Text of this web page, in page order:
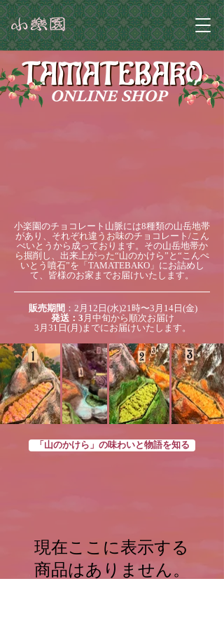
小楽園のチョコレート山脈には8種類の山岳地帯
があり、それぞれ違うお味のチョコレート/こん
ぺいとうから成っております。その山岳地帯か
ら掘削し、出来上がった“山のかけら”と“こんぺ
いとう噴石”を「TAMATEBAKO」にお詰めし
て、皆様のお家までお届けいたします。
販売期間 ：2月12日(水)21時〜3月14日(金)
発送：3 月中旬から順次お届け
​3月31日(月)までにお届けいたします。
「山のかけら」の味わいと物語を知る
現在ここに表示する
商品はありません。